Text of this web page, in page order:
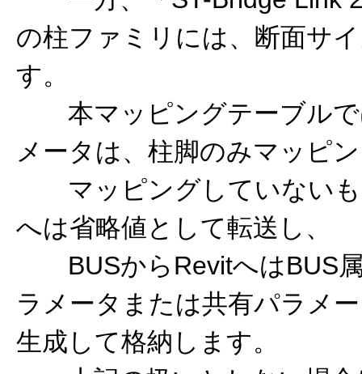
の柱ファミリには、断面サ
す。
本マッピングテーブルで
メータは、柱脚のみマッピ
マッピングしていないも
へは省略値として転送し、
BUSからRevitへはBUS属
ラメータまたは共有パラメ
生成して格納します。